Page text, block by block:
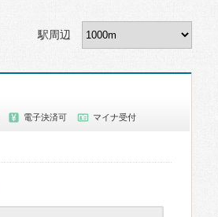
駅周辺
電子決済可 マイナ受付